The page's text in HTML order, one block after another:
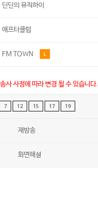
딘딘의 뮤직하이
애프터클럽
FM TOWN L
사 사정에 따라 변경 될 수 있습니다.
7 12 15 17 19
재방송
화면해설